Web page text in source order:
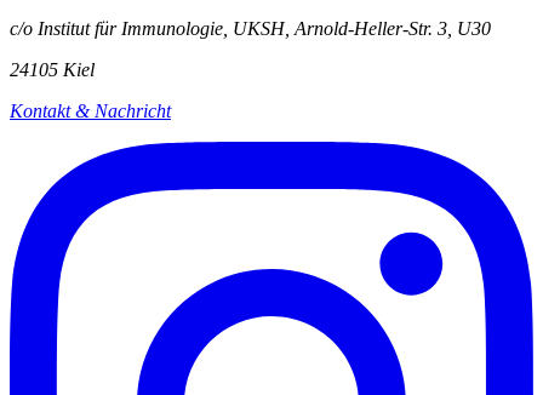
c/o Institut für Immunologie, UKSH, Arnold-Heller-Str. 3, U30
24105 Kiel
Kontakt & Nachricht